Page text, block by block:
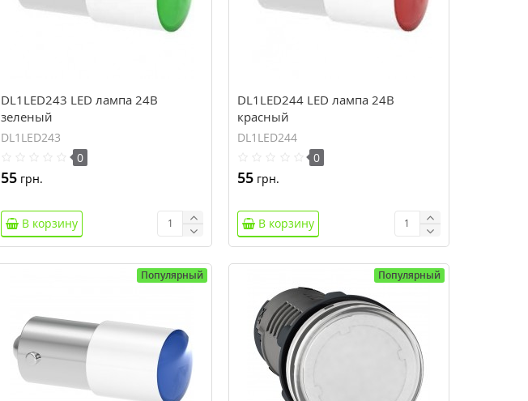
DL1LED243 LED лампа 24В
зеленый
DL1LED243
0
55грн.
В корзину
DL1LED244 LED лампа 24В
красный
DL1LED244
0
55 грн.
В корзину
Популярный Популярный